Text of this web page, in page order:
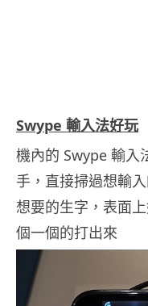
Swype 輸入法好玩
機內的 Swype 輸入
手，直接掃過想輸
想要的生字，表面
個一個的打出來